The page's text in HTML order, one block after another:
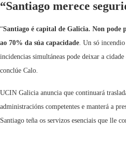
“Santiago merece
“Santiago é capital de Galicia. Non pode
ao 70% da súa capacidade . Un só
incidencias simultáneas pode deixar a
conclúe Calo.
UCIN Galicia anuncia que continuará
administracións competentes e manterá a
Santiago teña os servizos esenciais que lle